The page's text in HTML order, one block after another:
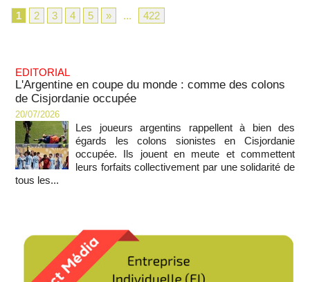
1 2 3 4 5 » ... 422
EDITORIAL
L'Argentine en coupe du monde : comme des colons
de Cisjordanie occupée
20/07/2026
Les joueurs argentins rappellent à bien des
égards les colons sionistes en Cisjordanie
occupée. Ils jouent en meute et commettent
leurs forfaits collectivement par une solidarité de
tous les...